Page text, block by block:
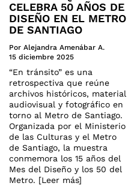
CELEBRA 50 AÑOS DE
DISEÑO EN EL METRO
DE SANTIAGO
Por Alejandra Amenábar A.
15 diciembre 2025
“En tránsito” es una
retrospectiva que reúne
archivos históricos, material
audiovisual y fotográfico en
torno al Metro de Santiago.
Organizada por el Ministerio
de las Culturas y el Metro
de Santiago, la muestra
conmemora los 15 años del
Mes del Diseño y los 50 del
Metro. [Leer más]